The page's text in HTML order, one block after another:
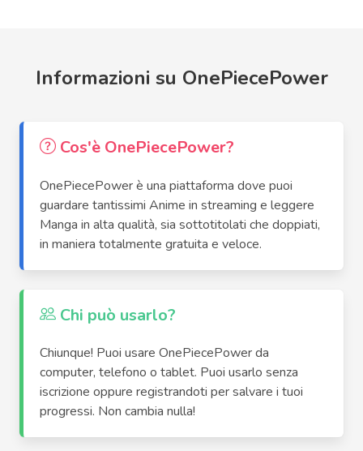
Informazioni su OnePiecePower
Cos'è OnePiecePower?
OnePiecePower è una piattaforma dove puoi
guardare tantissimi Anime in streaming e leggere
Manga in alta qualità, sia sottotitolati che doppiati,
in maniera totalmente gratuita e veloce.
Chi può usarlo?
Chiunque! Puoi usare OnePiecePower da
computer, telefono o tablet. Puoi usarlo senza
iscrizione oppure registrandoti per salvare i tuoi
progressi. Non cambia nulla!